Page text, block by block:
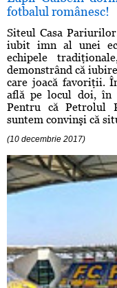
fotbalul românesc!
Siteul Casa
iubit imn al unei
echipele
demonstrând că
care joacă favoriţii.
află pe locul doi, în
Pentru că Petrolul
suntem convinşi că
(10 decembrie 2017)